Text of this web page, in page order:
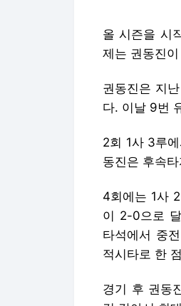
올 시즌을 시
제는 권동진
권동진은 지
다. 이날 9번
2회 1사 3루
동진은 후속
4회에는 1사
이 2-0으로
타석에서 중
적시타로 한
경기 후 권동